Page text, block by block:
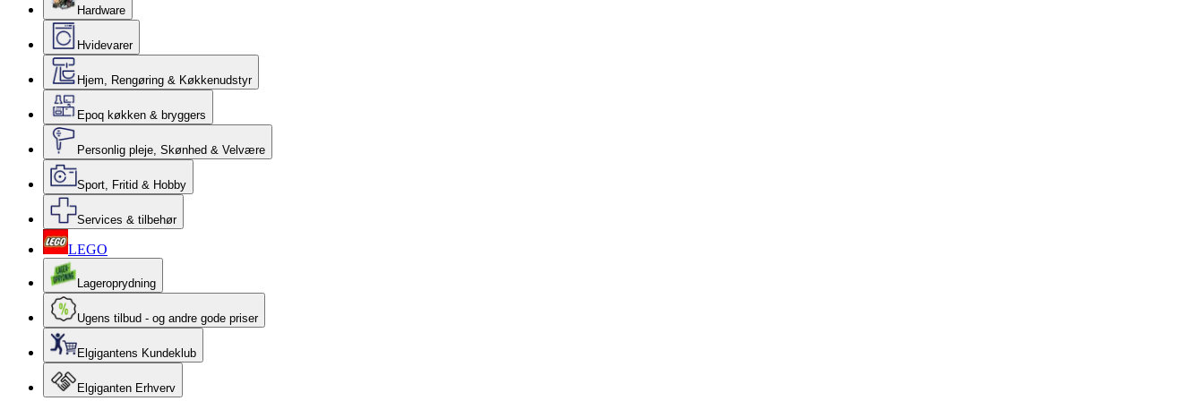
Hardware
Hvidevarer
Hjem, Rengøring & Køkkenudstyr
Epoq køkken & bryggers
Personlig pleje, Skønhed & Velvære
Sport, Fritid & Hobby
Services & tilbehør
LEGO
Lageroprydning
Ugens tilbud - og andre gode priser
Elgigantens Kundeklub
Elgiganten Erhverv